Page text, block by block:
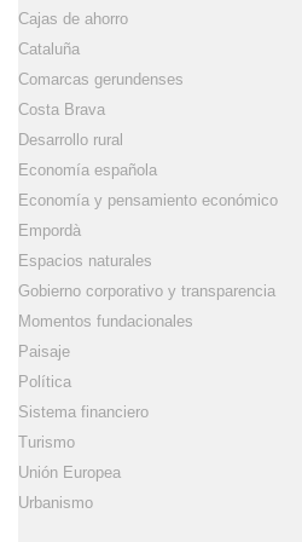
Cajas de ahorro
Cataluña
Comarcas gerundenses
Costa Brava
Desarrollo rural
Economía española
Economía y pensamiento económico
Empordà
Espacios naturales
Gobierno corporativo y transparencia
Momentos fundacionales
Paisaje
Política
Sistema financiero
Turismo
Unión Europea
Urbanismo